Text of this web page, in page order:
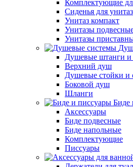
Комплектующие
Сиденья для
Унитаз компакт
Унитазы
Унитазы
Душевые штанги и
Верхний душ
Душевые стойки и
Боковой душ
Шланги
Биде
Аксессуары
Биде подвесные
Биде напольные
Комплектующие
Писсуары